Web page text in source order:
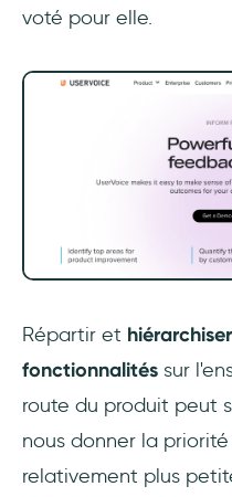
voté pour elle.
Répartir et
fonctionnalités sur
route du produit peut
nous donner la
relativement plus